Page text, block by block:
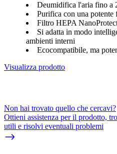
Deumidifica l'aria fino a
Purifica con una
Filtro HEPA
Si adatta in modo
ambienti interni
Ecocompatibile, ma
Visualizza prodotto
Non hai trovato quello che cercavi?
Ottieni assistenza per il prodotto,
utili e risolvi eventuali problemi